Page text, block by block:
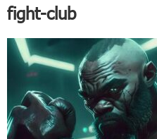
fight-club